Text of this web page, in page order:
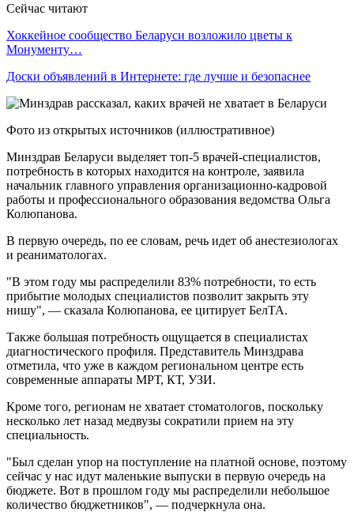
Сейчас читают
Хоккейное сообщество Беларуси возложило цветы к
Монументу…
Доски объявлений в Интернете: где лучше и безопаснее
Фото из открытых источников (иллюстративное)
Минздрав Беларуси выделяет топ-5 врачей-специалистов,
потребность в которых находится на контроле, заявила
начальник главного управления организационно-кадровой
работы и профессионального образования ведомства Ольга
Колюпанова.
В первую очередь, по ее словам, речь идет об анестезиологах
и реаниматологах.
"В этом году мы распределили 83% потребности, то есть
прибытие молодых специалистов позволит закрыть эту
нишу", — сказала Колюпанова, ее цитирует БелТА.
Также большая потребность ощущается в специалистах
диагностического профиля. Представитель Минздрава
отметила, что уже в каждом региональном центре есть
современные аппараты МРТ, КТ, УЗИ.
Кроме того, регионам не хватает стоматологов, поскольку
несколько лет назад медвузы сократили прием на эту
специальность.
"Был сделан упор на поступление на платной основе, поэтому
сейчас у нас идут маленькие выпуски в первую очередь на
бюджете. Вот в прошлом году мы распределили небольшое
количество бюджетников", — подчеркнула она.